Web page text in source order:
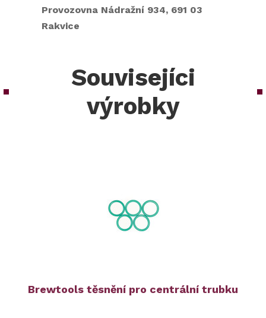
Provozovna Nádražní 934, 691 03
Rakvice
Souvisejíci
výrobky
Brewtools těsnění pro centrální trubku